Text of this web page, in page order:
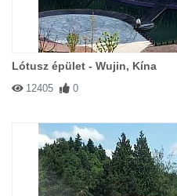
Lótusz épület - Wujin, Kína
12405 0